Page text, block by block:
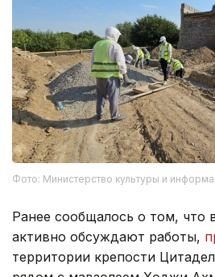
Фото: Министерство культуры и
Ранее сообщалось о том, что
активно обсуждают работы,
территории крепости